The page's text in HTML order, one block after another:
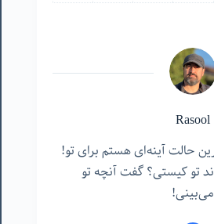
Rasool
حالت آینه‌ای هستم برای تو!
تو کیستی؟ گفت آنچه تو
می‌بینی!